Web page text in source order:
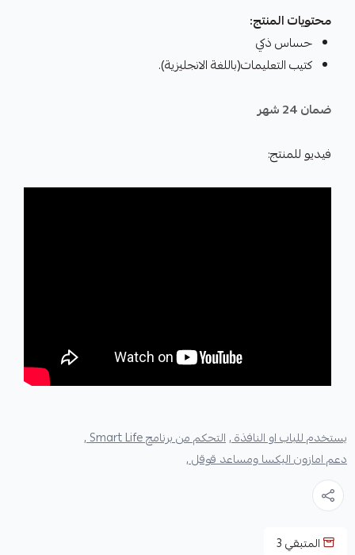
محتويات المنتج:
حساس ذكي
كتيب التعليمات(باللغة الانجليزية).
ضمان 24 شهر
فيديو للمنتج:
يستخدم للباب او النافذة ,التحكم من برنامج Smart Life ,
دعم امازون اليكسا ومساعد قوقل ,
المتبقي3